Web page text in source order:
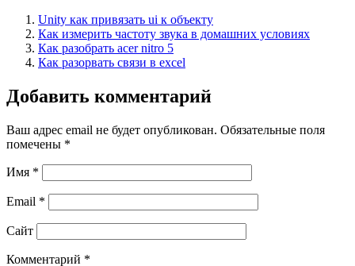
Unity как привязать ui к объекту
Как измерить частоту звука в домашних условиях
Как разобрать acer nitro 5
Как разорвать связи в excel
Добавить комментарий
Ваш адрес email не будет опубликован. Обязательные поля
помечены *
Имя *
Email *
Сайт
Комментарий *